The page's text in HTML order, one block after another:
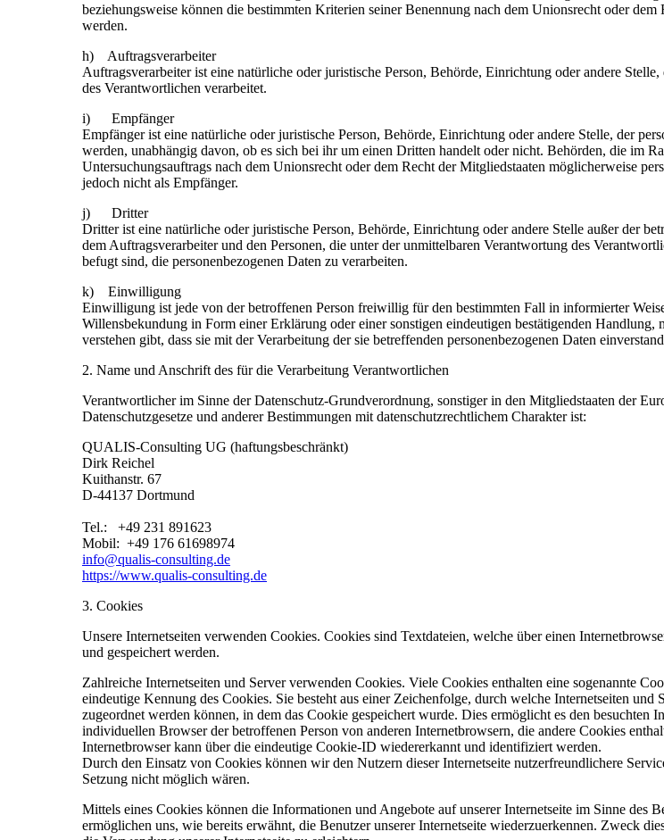
beziehungsweise können die bestimmten Kriterien seiner Benennung nach dem Unionsrecht oder dem
werden.
h) Auftragsverarbeiter
Auftragsverarbeiter ist eine natürliche oder juristische Person, Behörde, Einrichtung oder andere
des Verantwortlichen verarbeitet.
i) Empfänger
Empfänger ist eine natürliche oder juristische Person, Behörde, Einrichtung oder andere Stelle, der
werden, unabhängig davon, ob es sich bei ihr um einen Dritten handelt oder nicht. Behörden, die im
Untersuchungsauftrags nach dem Unionsrecht oder dem Recht der Mitgliedstaaten möglicherweise
jedoch nicht als Empfänger.
j) Dritter
Dritter ist eine natürliche oder juristische Person, Behörde, Einrichtung oder andere Stelle außer der
dem Auftragsverarbeiter und den Personen, die unter der unmittelbaren Verantwortung des
befugt sind, die personenbezogenen Daten zu verarbeiten.
k) Einwilligung
Einwilligung ist jede von der betroffenen Person freiwillig für den bestimmten Fall in informierter
Willensbekundung in Form einer Erklärung oder einer sonstigen eindeutigen bestätigenden Handlung,
verstehen gibt, dass sie mit der Verarbeitung der sie betreffenden personenbezogenen Daten
2. Name und Anschrift des für die Verarbeitung Verantwortlichen
Verantwortlicher im Sinne der Datenschutz-Grundverordnung, sonstiger in den Mitgliedstaaten der
Datenschutzgesetze und anderer Bestimmungen mit datenschutzrechtlichem Charakter ist:
QUALIS-Consulting UG (haftungsbeschränkt)
Dirk Reichel
Kuithanstr. 67
D-44137 Dortmund
Tel.: +49 231 891623
Mobil: +49 176 61698974
info@qualis-consulting.de
https://www.qualis-consulting.de
3. Cookies
Unsere Internetseiten verwenden Cookies. Cookies sind Textdateien, welche über einen
und gespeichert werden.
Zahlreiche Internetseiten und Server verwenden Cookies. Viele Cookies enthalten eine sogenannte
eindeutige Kennung des Cookies. Sie besteht aus einer Zeichenfolge, durch welche Internetseiten und
zugeordnet werden können, in dem das Cookie gespeichert wurde. Dies ermöglicht es den besuchten
individuellen Browser der betroffenen Person von anderen Internetbrowsern, die andere Cookies
Internetbrowser kann über die eindeutige Cookie-ID wiedererkannt und identifiziert werden.
Durch den Einsatz von Cookies können wir den Nutzern dieser Internetseite nutzerfreundlichere
Setzung nicht möglich wären.
Mittels eines Cookies können die Informationen und Angebote auf unserer Internetseite im Sinne des
ermöglichen uns, wie bereits erwähnt, die Benutzer unserer Internetseite wiederzuerkennen. Zweck